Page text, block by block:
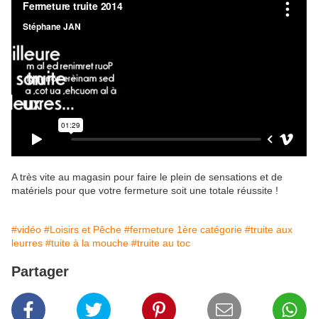
A très vite au magasin pour faire le plein de sensations et de
matériels pour que votre fermeture soit une totale réussite !
#vidéo #Loisirs et Pêche #fermeture 1ère catégorie #truite aux
leurres #tuite à la mouche #truite au toc
Partager